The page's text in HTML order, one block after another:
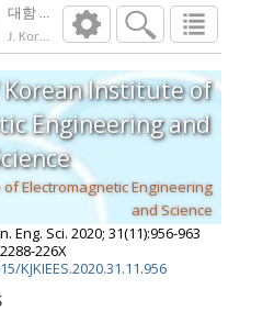
대함 미사일 레이다에 대한 해면 클러터
J. Korean Inst. Electromagn. Eng. Sci.
Korean Institute of
Engineering and
Electromagnetic Engineering
and Science
J. Korean Inst. Electromagn. Eng. Sci. 2020; 31(11):956-963
226X
KJKIEES.2020.31.11.956